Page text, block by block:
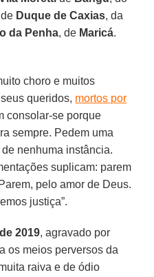
Duque de Caxias, da
da Penha, de Maricá.
choro e muitos
queridos, mortos por
consolar-se porque
sempre. Pedem uma
nenhuma instância.
suplicam: parem
pelo amor de Deus.
justiça”.
2019, agravado por
os meios perversos da
raiva e de ódio